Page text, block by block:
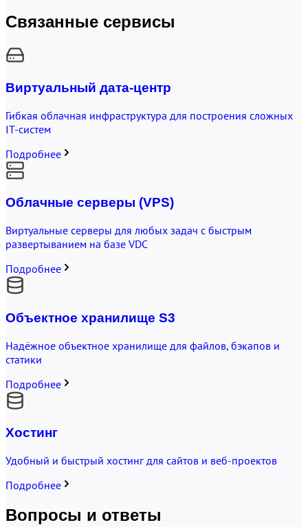
Связанные сервисы
Виртуальный дата-центр
Гибкая облачная инфраструктура для построения сложных
IT-систем
Подробнее
Облачные серверы (VPS)
Виртуальные серверы для любых задач с быстрым
развертыванием на базе VDC
Подробнее
Объектное хранилище S3
Надёжное объектное хранилище для файлов, бэкапов и
статики
Подробнее
Хостинг
Удобный и быстрый хостинг для сайтов и веб-проектов
Подробнее
Вопросы и ответы